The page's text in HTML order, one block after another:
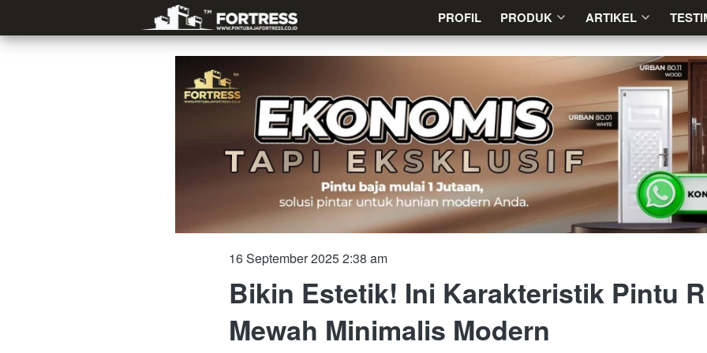
PROFIL PRODUK ARTIKEL
PROFIL PRODUK ARTIKEL
16 September 2025 2:38 am
Bikin Estetik! Ini Karakteristik Pintu
Mewah Minimalis Modern